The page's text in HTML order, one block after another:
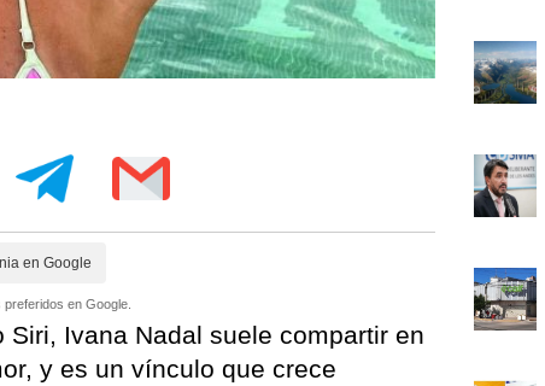
en Google
en Google.
Ivana Nadal suele compartir en
y es un vínculo que crece